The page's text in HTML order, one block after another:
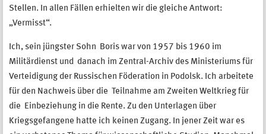
Stellen. In allen Fällen erhielten wir die gleiche Antwort:
„Vermisst“.
Ich, sein jüngster Sohn Boris war von 1957 bis 1960 im
Militärdienst und danach im Zentral-Archiv des Ministeriums für
Verteidigung der Russischen Föderation in Podolsk. Ich arbeitete
für den Nachweis über die Teilnahme am Zweiten Weltkrieg für
die Einbeziehung in die Rente. Zu den Unterlagen über
Kriegsgefangene hatte ich keinen Zugang. In jener Zeit war es